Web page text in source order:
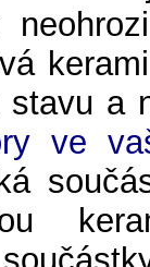
a
ve